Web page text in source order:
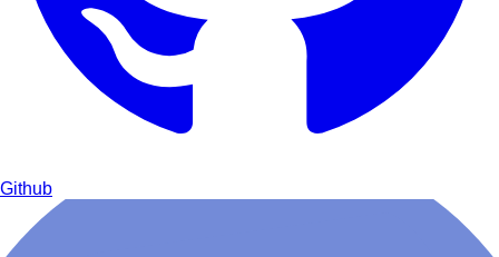
Github